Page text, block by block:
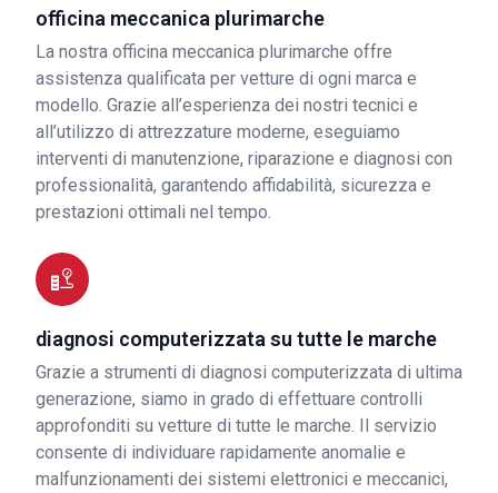
officina meccanica plurimarche
La nostra officina meccanica plurimarche offre
assistenza qualificata per vetture di ogni marca e
modello. Grazie all’esperienza dei nostri tecnici e
all’utilizzo di attrezzature moderne, eseguiamo
interventi di manutenzione, riparazione e diagnosi con
professionalità, garantendo affidabilità, sicurezza e
prestazioni ottimali nel tempo.
diagnosi computerizzata su tutte le marche
Grazie a strumenti di diagnosi computerizzata di ultima
generazione, siamo in grado di effettuare controlli
approfonditi su vetture di tutte le marche. Il servizio
consente di individuare rapidamente anomalie e
malfunzionamenti dei sistemi elettronici e meccanici,